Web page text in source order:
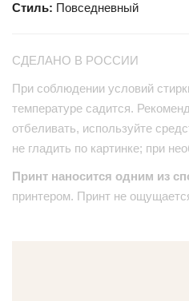
Стиль: Повседневный
СДЕЛАНО В РОССИИ
При соблюдении условий
температуре садится.
отбеливать, используйте
не гладить по картинке; при
Принт наносится одним из
принтером. Принт не